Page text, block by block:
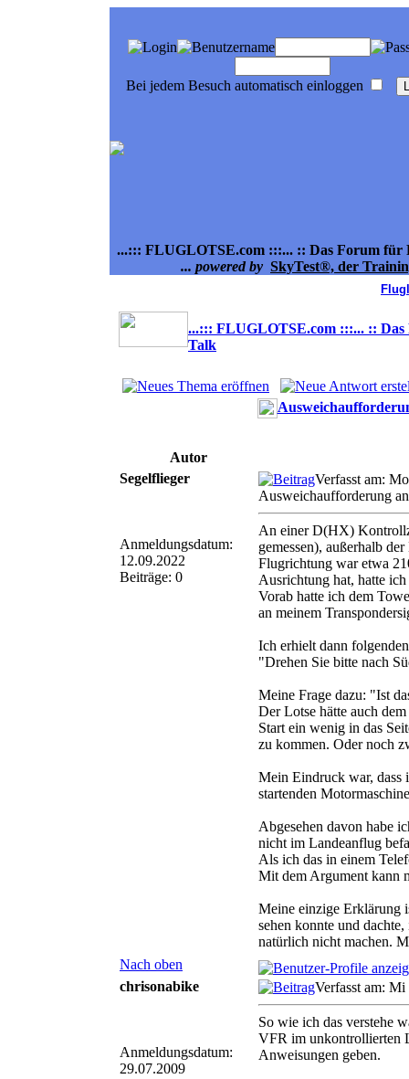
Bei jedem Besuch automatisch einloggen
...::: FLUGLOTSE.com :::... :: Das Forum für
... powered by SkyTest®, der
...::: FLUGLOTSE.com :::... ::
Talk
Autor
Segelflieger
Anmeldungsdatum:
12.09.2022
Beiträge: 0
Verfasst am:
Ausweichaufforderung
An einer D(HX)
gemessen), außerhalb
Flugrichtung war etwa
Ausrichtung hat, hatte
Vorab hatte ich dem
an meinem
Ich erhielt dann
"Drehen Sie bitte nach
Meine Frage dazu: "Ist
Der Lotse hätte auch
Start ein wenig in das
zu kommen. Oder noch
Mein Eindruck war, dass
startenden
Abgesehen davon habe
nicht im Landeanflug
Als ich das in einem
Mit dem Argument kann
Meine einzige Erklärung
sehen konnte und
natürlich nicht machen.
Nach oben
chrisonabike
Anmeldungsdatum:
29.07.2009
Verfasst am:
So wie ich das verstehe
VFR im unkontrollierten
Anweisungen geben.